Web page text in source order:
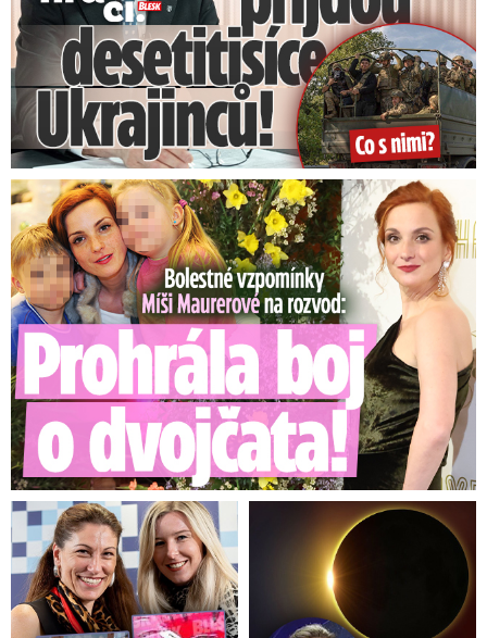
Srbské úřady vyzvaly lidi, aby
neházeli do smetí ruční
granáty
Bolestné vzpomínky Míši Maurerové: Prohrála boj o dvojčata!